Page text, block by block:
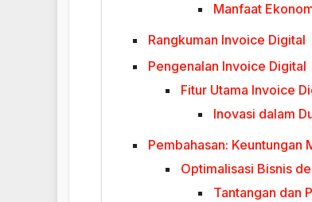
Manfaat
Rangkuman Invoice Digital
Pengenalan Invoice Digital
Fitur Utama Invoice
Inovasi dalam
Pembahasan: Keuntungan
Optimalisasi Bisnis
Tantangan dan